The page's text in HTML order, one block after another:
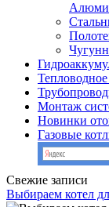
Монтаж
Новинки
Газовые
Свежие записи
Выбираем котел